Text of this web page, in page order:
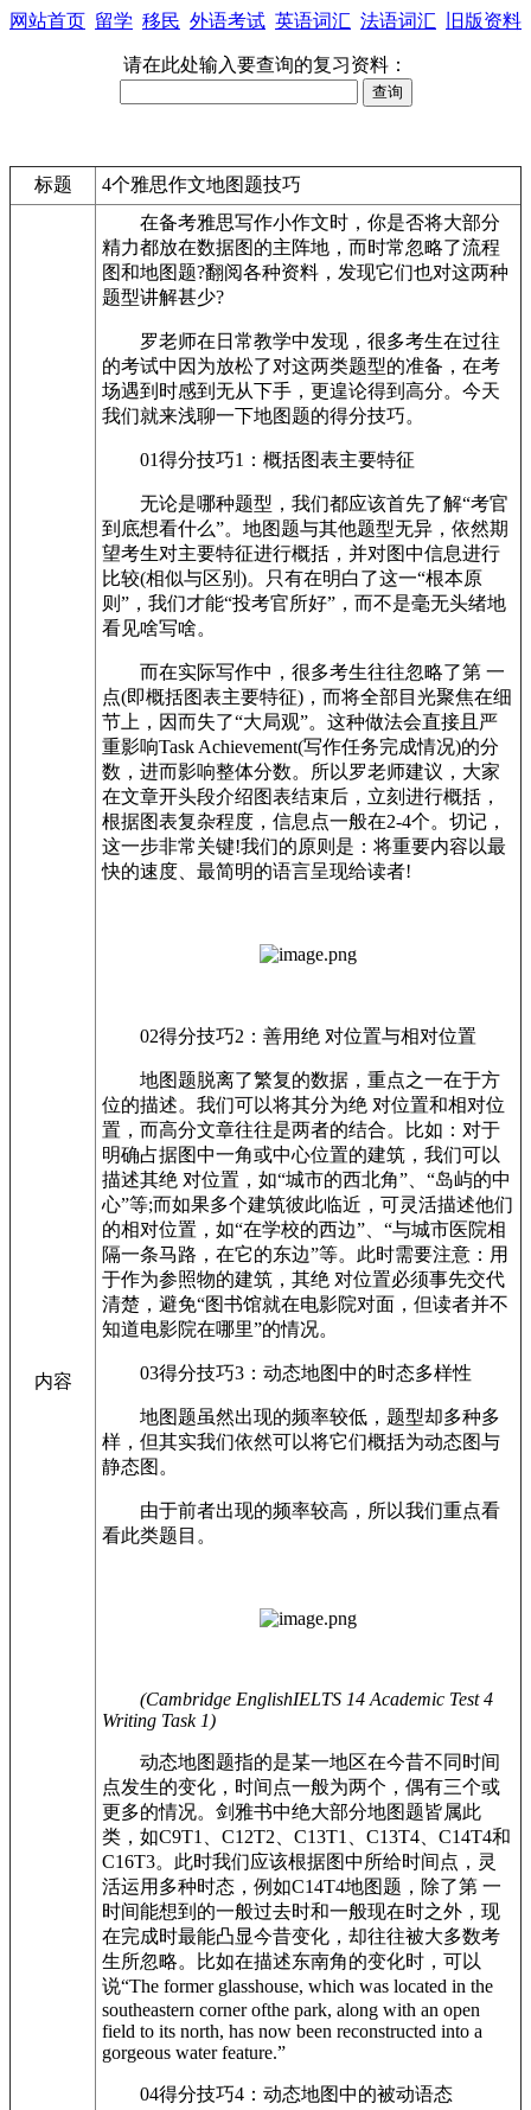
网站首页 留学 移民 外语考试 英语词汇 法语词汇 旧版资料
请在此处输入要查询的复习资料：
标题 4个雅思作文地图题技巧
内容
在备考雅思写作小作文时，你是否将大部分
精力都放在数据图的主阵地，而时常忽略了流程
图和地图题?翻阅各种资料，发现它们也对这两种
题型讲解甚少?
罗老师在日常教学中发现，很多考生在过往
的考试中因为放松了对这两类题型的准备，在考
场遇到时感到无从下手，更遑论得到高分。今天
我们就来浅聊一下地图题的得分技巧。
01得分技巧1：概括图表主要特征
无论是哪种题型，我们都应该首先了解“考官
到底想看什么”。地图题与其他题型无异，依然期
望考生对主要特征进行概括，并对图中信息进行
比较(相似与区别)。只有在明白了这一“根本原
则”，我们才能“投考官所好”，而不是毫无头绪地
看见啥写啥。
而在实际写作中，很多考生往往忽略了第 一
点(即概括图表主要特征)，而将全部目光聚焦在细
节上，因而失了“大局观”。这种做法会直接且严
重影响Task Achievement(写作任务完成情况)的分
数，进而影响整体分数。所以罗老师建议，大家
在文章开头段介绍图表结束后，立刻进行概括，
根据图表复杂程度，信息点一般在2-4个。切记，
这一步非常关键!我们的原则是：将重要内容以最
快的速度、最简明的语言呈现给读者!
02得分技巧2：善用绝 对位置与相对位置
地图题脱离了繁复的数据，重点之一在于方
位的描述。我们可以将其分为绝 对位置和相对位
置，而高分文章往往是两者的结合。比如：对于
明确占据图中一角或中心位置的建筑，我们可以
描述其绝 对位置，如“城市的西北角”、“岛屿的中
心”等;而如果多个建筑彼此临近，可灵活描述他们
的相对位置，如“在学校的西边”、“与城市医院相
隔一条马路，在它的东边”等。此时需要注意：用
于作为参照物的建筑，其绝 对位置必须事先交代
清楚，避免“图书馆就在电影院对面，但读者并不
知道电影院在哪里”的情况。
03得分技巧3：动态地图中的时态多样性
地图题虽然出现的频率较低，题型却多种多
样，但其实我们依然可以将它们概括为动态图与
静态图。
由于前者出现的频率较高，所以我们重点看
看此类题目。
(Cambridge EnglishIELTS 14 Academic Test 4
Writing Task 1)
动态地图题指的是某一地区在今昔不同时间
点发生的变化，时间点一般为两个，偶有三个或
更多的情况。剑雅书中绝大部分地图题皆属此
类，如C9T1、C12T2、C13T1、C13T4、C14T4和
C16T3。此时我们应该根据图中所给时间点，灵
活运用多种时态，例如C14T4地图题，除了第 一
时间能想到的一般过去时和一般现在时之外，现
在完成时最能凸显今昔变化，却往往被大多数考
生所忽略。比如在描述东南角的变化时，可以
说“The former glasshouse, which was located in the
southeastern corner ofthe park, along with an open
field to its north, has now been reconstructed into a
gorgeous water feature.”
04得分技巧4：动态地图中的被动语态